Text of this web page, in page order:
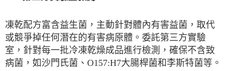
凍乾配方富含益生菌，主動針對體內有害益菌，取代
或競爭掉任何潛在的有害病原體。委託第三方實驗
室，針對每一批冷凍乾燥成品進行檢測，確保不含致
病菌，如沙門氏菌、 O157:H7大腸桿菌和李斯特菌等。